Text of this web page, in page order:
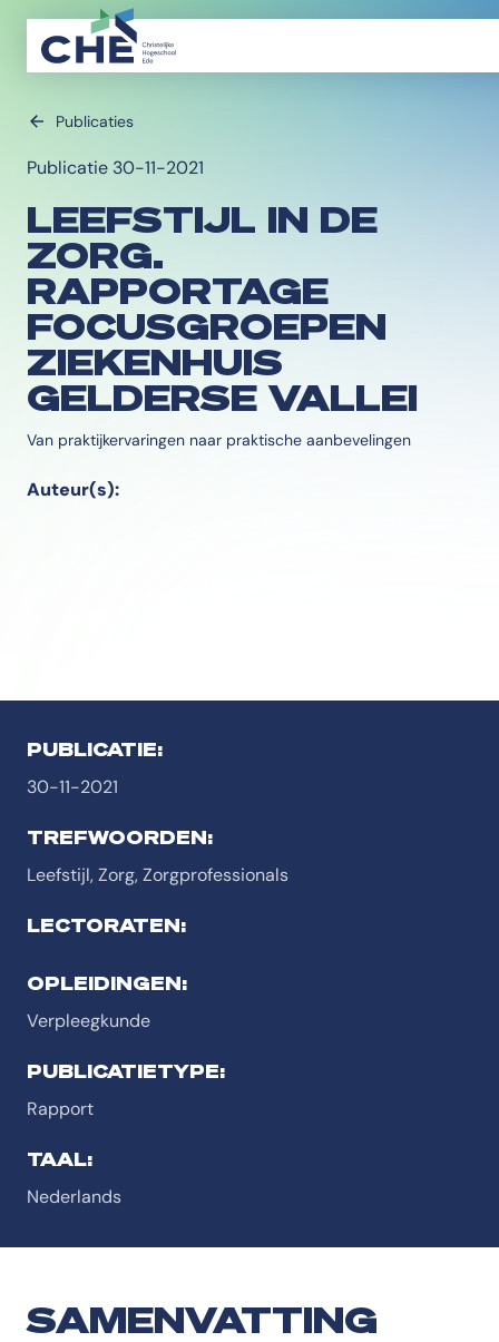
Publicaties
Publicatie 30-11-2021
LEEFSTIJL IN DE
ZORG.
RAPPORTAGE
FOCUSGROEPEN
ZIEKENHUIS
GELDERSE VALLEI
Van praktijkervaringen naar praktische aanbevelingen
Auteur(s):
PUBLICATIE:
30-11-2021
TREFWOORDEN:
Leefstijl, Zorg, Zorgprofessionals
LECTORATEN:
OPLEIDINGEN:
Verpleegkunde
PUBLICATIETYPE:
Rapport
TAAL:
Nederlands
SAMENVATTING